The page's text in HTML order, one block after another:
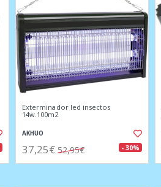
Exterminador led insectos
14w.100m2
AKHUO
37,25€ 52,95€ - 30%